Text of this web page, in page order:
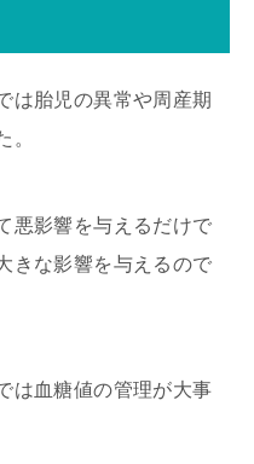
は胎児の異常や周産期
。
悪影響を与えるだけで
きな影響を与えるので
は血糖値の管理が大事